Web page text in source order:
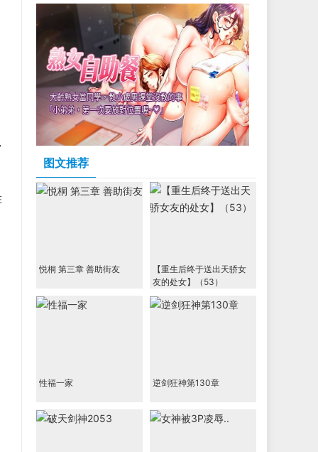
图文推荐
悦桐 第三章 善助街友
【重生后终于送出天骄女
友的处女】（53）
性福一家 逆剑狂神第130章